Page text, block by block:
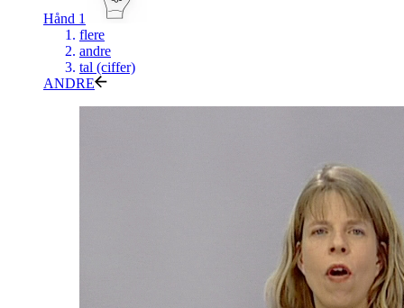
Hånd 1
flere
andre
tal (ciffer)
ANDRE